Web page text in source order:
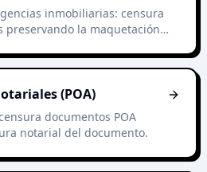
inmobiliarias: censura
preservando la maquetación
(POA)
documentos POA
notarial del documento.